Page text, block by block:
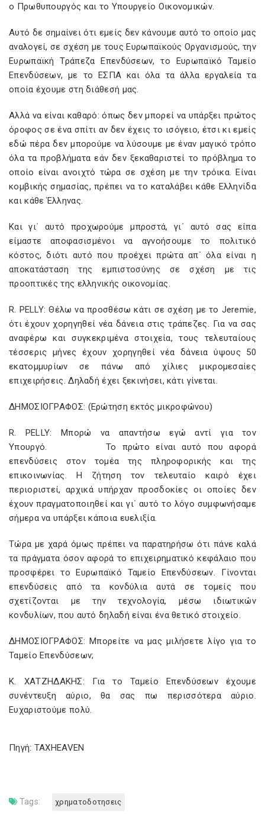
ο Πρωθυπουργός και το Υπουργείο Οικονομικών.
Αυτό δε σημαίνει ότι εμείς δεν κάνουμε αυτό το οποίο μας
αναλογεί, σε σχέση με τους Ευρωπαϊκούς Οργανισμούς, την
Ευρωπαϊκή Τράπεζα Επενδύσεων, το Ευρωπαϊκό Ταμείο
Επενδύσεων, με το ΕΣΠΑ και όλα τα άλλα εργαλεία τα
οποία έχουμε στη διάθεσή μας.
Αλλά να είναι καθαρό: όπως δεν μπορεί να υπάρξει πρώτος
όροφος σε ένα σπίτι αν δεν έχεις το ισόγειο, έτσι κι εμείς
εδώ πέρα δεν μπορούμε να λύσουμε με έναν μαγικό τρόπο
όλα τα προβλήματα εάν δεν ξεκαθαριστεί το πρόβλημα το
οποίο είναι ανοιχτό τώρα σε σχέση με την τρόικα. Είναι
κομβικής σημασίας, πρέπει να το καταλάβει κάθε Ελληνίδα
και κάθε Έλληνας.
Και γι΄ αυτό προχωρούμε μπροστά, γι΄ αυτό σας είπα
είμαστε αποφασισμένοι να αγνοήσουμε το πολιτικό
κόστος, διότι αυτό που προέχει πρώτα απ΄ όλα είναι η
αποκατάσταση της εμπιστοσύνης σε σχέση με τις
προοπτικές της ελληνικής οικονομίας.
R. PELLY: Θέλω να προσθέσω κάτι σε σχέση με το Jeremie,
ότι έχουν χορηγηθεί νέα δάνεια στις τράπεζες. Για να σας
αναφέρω και συγκεκριμένα στοιχεία, τους τελευταίους
τέσσερις μήνες έχουν χορηγηθεί νέα δάνεια ύψους 50
εκατομμυρίων σε πάνω από χίλιες μικρομεσαίες
επιχειρήσεις. Δηλαδή έχει ξεκινήσει, κάτι γίνεται.
ΔΗΜΟΣΙΟΓΡΑΦΟΣ: (Ερώτηση εκτός μικροφώνου)
R. PELLY: Μπορώ να απαντήσω εγώ αντί για τον
Υπουργό. Το πρώτο είναι αυτό που αφορά
επενδύσεις στον τομέα της πληροφορικής και της
επικοινωνίας. Η ζήτηση τον τελευταίο καιρό έχει
περιοριστεί, αρχικά υπήρχαν προσδοκίες οι οποίες δεν
έχουν πραγματοποιηθεί και γι΄ αυτό το λόγο συμφωνήσαμε
σήμερα να υπάρξει κάποια ευελιξία.
Τώρα με χαρά όμως πρέπει να παρατηρήσω ότι πάνε καλά
τα πράγματα όσον αφορά το επιχειρηματικό κεφάλαιο που
προσφέρει το Ευρωπαϊκό Ταμείο Επενδύσεων. Γίνονται
επενδύσεις από τα κονδύλια αυτά σε τομείς που
σχετίζονται με την τεχνολογία, μέσω ιδιωτικών
κονδυλίων, που αυτό δηλαδή είναι ένα θετικό στοιχείο.
ΔΗΜΟΣΙΟΓΡΑΦΟΣ: Μπορείτε να μας μιλήσετε λίγο για το
Ταμείο Επενδύσεων;
Κ. ΧΑΤΖΗΔΑΚΗΣ: Για το Ταμείο Επενδύσεων έχουμε
συνέντευξη αύριο, θα σας πω περισσότερα αύριο.
Ευχαριστούμε πολύ.
Πηγή: TAXHEAVEN
Tags: χρηματοδοτησεις